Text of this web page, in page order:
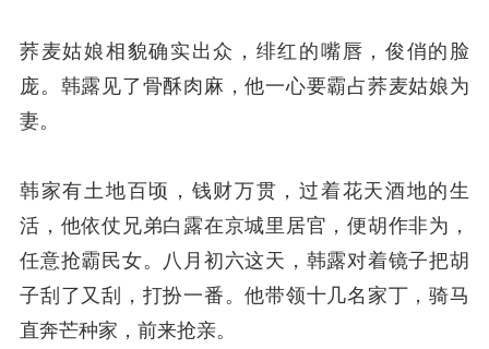
荞麦姑娘相貌确实出众，绯红的嘴唇，俊俏的脸
庞。韩露见了骨酥肉麻，他一心要霸占荞麦姑娘为
妻。
韩家有土地百顷，钱财万贯，过着花天酒地的生
活，他依仗兄弟白露在京城里居官，便胡作非为，
任意抢霸民女。八月初六这天，韩露对着镜子把胡
子刮了又刮，打扮一番。他带领十几名家丁，骑马
直奔芒种家，前来抢亲。